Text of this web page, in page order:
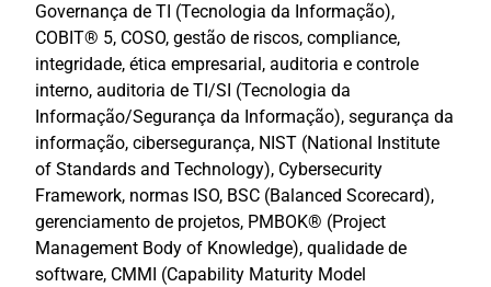
Governança de TI (Tecnologia da Informação),
COBIT® 5, COSO, gestão de riscos, compliance,
integridade, ética empresarial, auditoria e controle
interno, auditoria de TI/SI (Tecnologia da
Informação/Segurança da Informação), segurança da
informação, cibersegurança, NIST (National Institute
of Standards and Technology), Cybersecurity
Framework, normas ISO, BSC (Balanced Scorecard),
gerenciamento de projetos, PMBOK® (Project
Management Body of Knowledge), qualidade de
software, CMMI (Capability Maturity Model